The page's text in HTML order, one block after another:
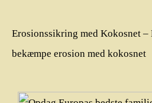
Erosionssikring med Kokosnet
bekæmpe erosion med kokosnet